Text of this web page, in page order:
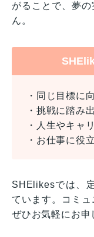
がることで、夢
ん。
・同じ目標に
・挑戦に踏み
・人生やキャ
・お仕事に役
SHElikesでは、
ています。コミュ
ぜひお気軽にお申